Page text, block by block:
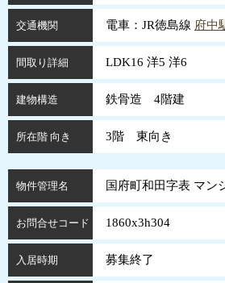
交通機関 電車：JR徳島線 府中
間取り詳細 LDK16 洋5 洋6
建物構造 鉄骨造 4階建
所在階 向き 3階 東向き
物件管理名 国府町和田字表 マン
お問合せコード 1860x3h304
入居時期 募集終了